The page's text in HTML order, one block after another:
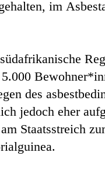
im
des
jedoch eher
Staatsstreich